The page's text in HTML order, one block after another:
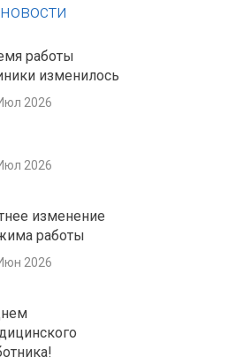
новости
работы
изменилось
2026
2026
изменение
работы
2026